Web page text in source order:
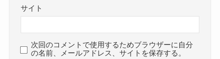
サイト
次回のコメントで使用するためブラウザーに自分
の名前、メールアドレス、サイトを保存する。